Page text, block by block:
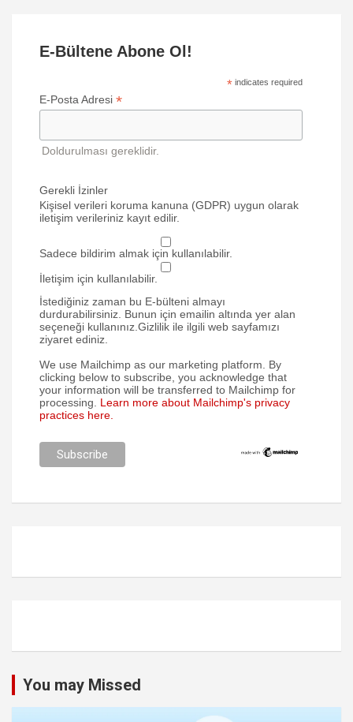
E-Bültene Abone Ol!
* indicates required
E-Posta Adresi *
Doldurulması gereklidir.
Gerekli İzinler
Kişisel verileri koruma kanuna (GDPR) uygun olarak
iletişim verileriniz kayıt edilir.
Sadece bildirim almak için kullanılabilir.
İletişim için kullanılabilir.
İstediğiniz zaman bu E-bülteni almayı
durdurabilirsiniz. Bunun için emailin altında yer alan
seçeneği kullanınız.Gizlilik ile ilgili web sayfamızı
ziyaret ediniz.
We use Mailchimp as our marketing platform. By
clicking below to subscribe, you acknowledge that
your information will be transferred to Mailchimp for
processing. Learn more about Mailchimp's privacy
practices here.
You may Missed